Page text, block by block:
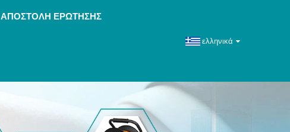
ΑΠΟΣΤΟΛΉ ΕΡΏΤΗΣΗΣ
ελληνικά